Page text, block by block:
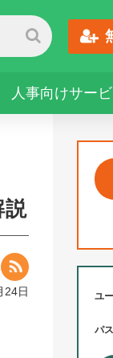
人事向けサー
説
24日 ユ
パ